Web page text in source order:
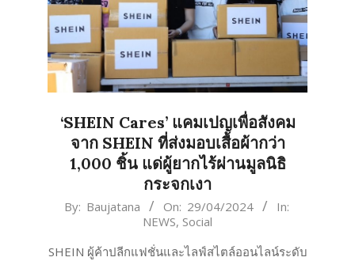
‘SHEIN Cares’ แคมเปญเพื่อสังคม
จาก SHEIN ที่ส่งมอบเสื้อผ้ากว่า
1,000 ชิ้น แด่ผู้ยากไร้ผ่านมูลนิธิ
กระจกเงา
2024-
29
By: Baujatana On: 29/04/2024
In:
NEWS, Social
SHEIN ผู้ค้าปลีกแฟชั่นและไลฟ์สไตล์ออนไลน์ระดับ